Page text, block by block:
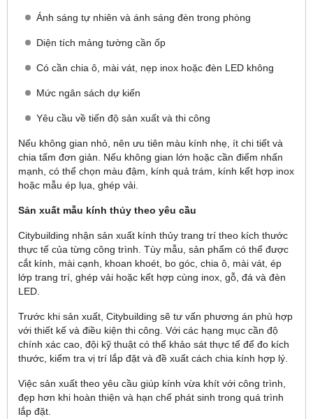
Ánh sáng tự nhiên và ánh sáng đèn trong phòng
Diện tích mảng tường cần ốp
Có cần chia ô, mài vát, nẹp inox hoặc đèn LED không
Mức ngân sách dự kiến
Yêu cầu về tiến độ sản xuất và thi công
Nếu không gian nhỏ, nên ưu tiên màu kính nhẹ, ít chi tiết và
chia tấm đơn giản. Nếu không gian lớn hoặc cần điểm nhấn
mạnh, có thể chọn màu đậm, kính quả trám, kính kết hợp inox
hoặc mẫu ép lụa, ghép vải.
Sản xuất mẫu kính thủy theo yêu cầu
Citybuilding nhận sản xuất kính thủy trang trí theo kích thước
thực tế của từng công trình. Tùy mẫu, sản phẩm có thể được
cắt kính, mài cạnh, khoan khoét, bo góc, chia ô, mài vát, ép
lớp trang trí, ghép vải hoặc kết hợp cùng inox, gỗ, đá và đèn
LED.
Trước khi sản xuất, Citybuilding sẽ tư vấn phương án phù hợp
với thiết kế và điều kiện thi công. Với các hạng mục cần độ
chính xác cao, đội kỹ thuật có thể khảo sát thực tế để đo kích
thước, kiểm tra vị trí lắp đặt và đề xuất cách chia kính hợp lý.
Việc sản xuất theo yêu cầu giúp kính vừa khít với công trình,
đẹp hơn khi hoàn thiện và hạn chế phát sinh trong quá trình
lắp đặt.